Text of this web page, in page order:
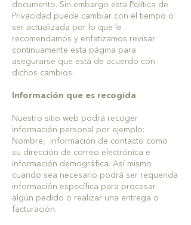
documento. Sin embargo esta Política de
Privacidad puede cambiar con el tiempo o
ser actualizada por lo que le
recomendamos y enfatizamos revisar
continuamente esta página para
asegurarse que está de acuerdo con
dichos cambios.
Información que es recogida
Nuestro sitio web podrá recoger
información personal por ejemplo:
Nombre, información de contacto como
su dirección de correo electrónica e
información demográfica. Así mismo
cuando sea necesario podrá ser requerida
información específica para procesar
algún pedido o realizar una entrega o
facturación.